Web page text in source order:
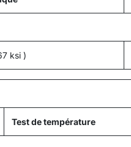
ksi )
Test de température